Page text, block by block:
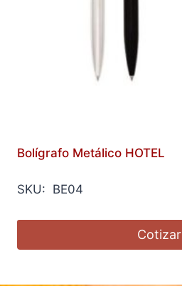
Bolígrafo Metálico HOTEL
SKU: BE04
Cotizar